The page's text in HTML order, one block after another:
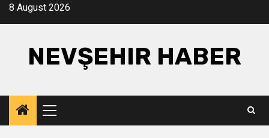
Skip8 August 2026
NEVŞEHIR HABER
Primary
Menu